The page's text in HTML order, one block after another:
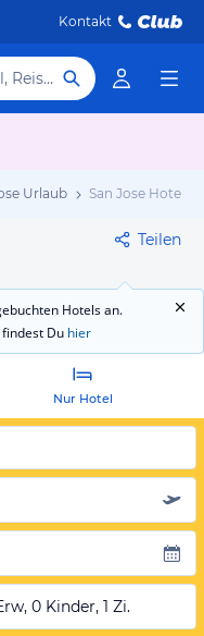
Kontakt
Hotel, Reiseziel
Urlaub San Jose Hotels
Teilen
Hotels an.
Du hier
Nur Hotel
0 Kinder, 1 Zi.